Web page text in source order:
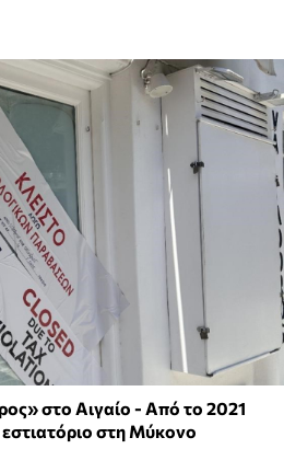
στο Αιγαίο - Από το 2021
εστιατόριο στη Μύκονο